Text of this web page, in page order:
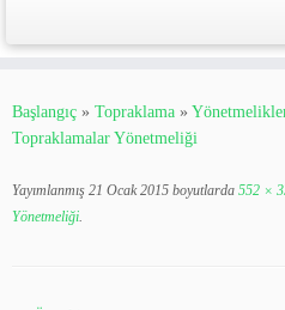
to
content
Başlangıç » Topraklama »
Topraklamalar Yönetmeliği
Yayımlanmış 21 Ocak 2015 boyutlarda 552 ×
Yönetmeliği.